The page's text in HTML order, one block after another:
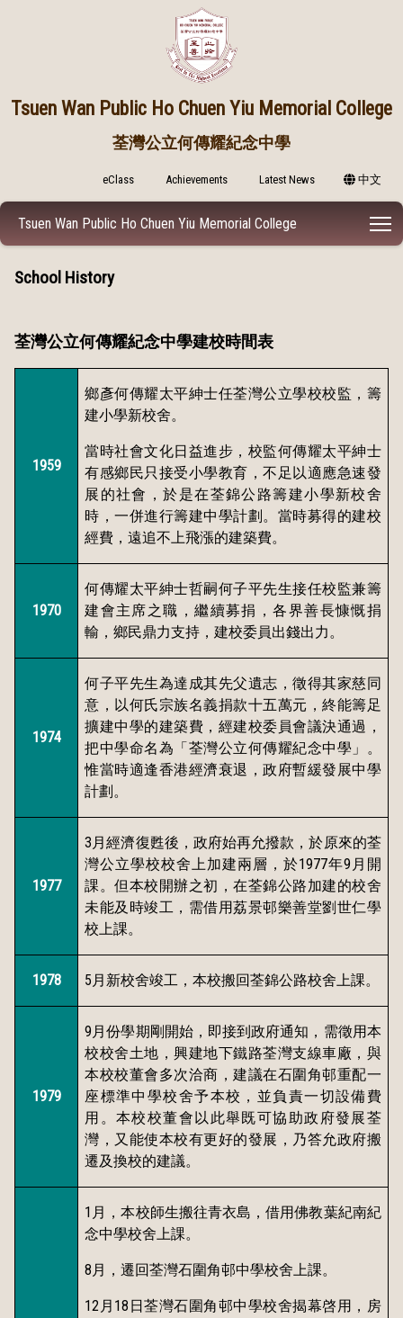
Tsuen Wan Public Ho Chuen Yiu Memorial College
荃灣公立何傳耀紀念中學
eClass Achievements Latest News 中文
Tsuen Wan Public Ho Chuen Yiu Memorial College
School History
荃灣公立何傳耀紀念中學建校時間表
1959
鄉彥何傳耀太平紳士任荃灣公立學校校監，籌
建小學新校舍。
當時社會文化日益進步，校監何傳耀太平紳士
有感鄉民只接受小學教育，不足以適應急速發
展的社會，於是在荃錦公路籌建小學新校舍
時，一併進行籌建中學計劃。當時募得的建校
經費，遠追不上飛漲的建築費。
1970
何傳耀太平紳士哲嗣何子平先生接任校監兼籌
建會主席之職，繼續募捐，各界善長慷慨捐
輸，鄉民鼎力支持，建校委員出錢出力。
1974
何子平先生為達成其先父遺志，徵得其家慈同
意，以何氏宗族名義捐款十五萬元，終能籌足
擴建中學的建築費，經建校委員會議決通過，
把中學命名為「荃灣公立何傳耀紀念中學」。
惟當時適逢香港經濟衰退，政府暫緩發展中學
計劃。
1977
3 月經濟復甦後，政府始再允撥款，於原來的荃
灣公立學校校舍上加建兩層，於1977年9 月開
課。但本校開辦之初，在荃錦公路加建的校舍
未能及時竣工，需借用荔景邨樂善堂劉世仁學
校上課。
1978 5 月新校舍竣工，本校搬回荃錦公路校舍上課。
1979
9 月份學期剛開始，即接到政府通知，需徵用本
校校舍土地，興建地下鐵路荃灣支線車廠，與
本校校董會多次洽商，建議在石圍角邨重配一
座標準中學校舍予本校，並負責一切設備費
用。本校校董會以此舉既可協助政府發展荃
灣，又能使本校有更好的發展，乃答允政府搬
遷及換校的建議。
1 月，本校師生搬往青衣島，借用佛教葉紀南紀
念中學校舍上課。
8 月，遷回荃灣石圍角邨中學校舍上課。
12 月 18 日荃灣石圍角邨中學校舍揭幕啓用，房